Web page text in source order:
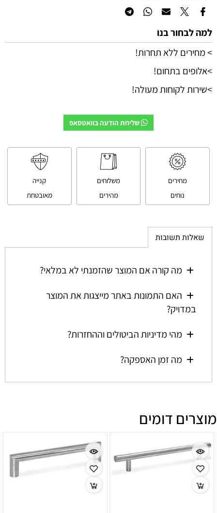
למה לבחור בנו
> מחירים ללא תחרות!
>אלופים בתחום!
>שירות לקוחות מעולה!
שליחת הודעה בוואטסאפ
מחירים
נוחים
משלוחים
מהירים
קנייה
מאובטחת
שאלות תשובות
מה קורה אם המוצר שהזמנתי לא במלאי?
האם התמונות באתר מייצגות את המוצר
במדויק?
מהי מדיניות הביטולים וההחזרות?
מה זמן האספקה?
מוצרים דומים